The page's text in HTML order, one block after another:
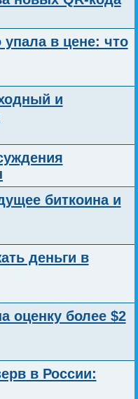
в цене: что
и
биткоина и
деньги в
оценку более $2
в России: